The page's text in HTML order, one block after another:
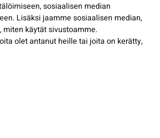
sosiaalisen median
Lisäksi jaamme sosiaalisen median,
käytät sivustoamme.
olet antanut heille tai joita on kerätty,